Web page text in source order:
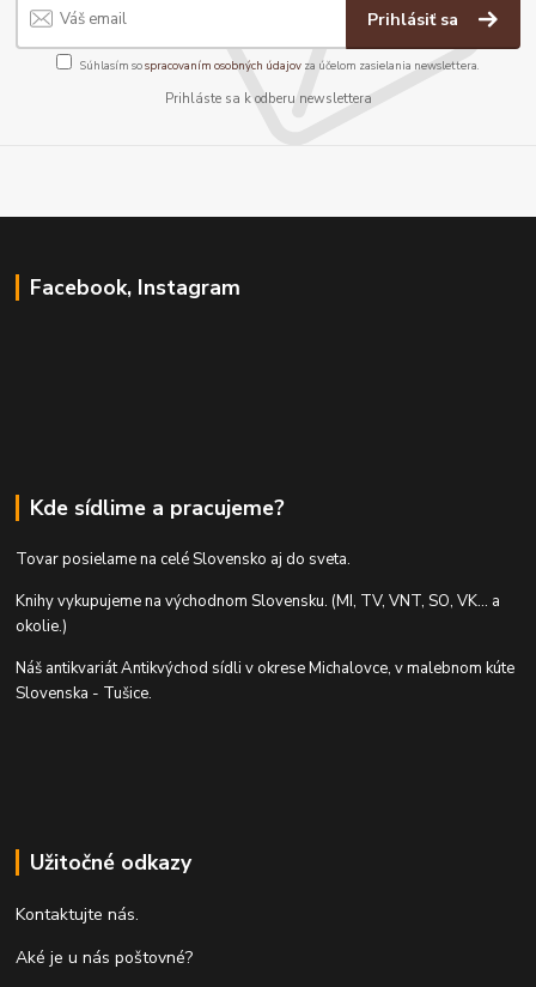
Prihlásiť sa
Súhlasím sospracovaním osobných údajov za účelom zasielania newslettera.
Prihláste sa k odberu newslettera
Facebook, Instagram
Kde sídlime a pracujeme?
Tovar posielame na celé Slovensko aj do sveta.
Knihy vykupujeme na východnom Slovensku. (MI, TV, VNT, SO, VK... a
okolie.)
Náš antikvariát Antikvýchod sídli v okrese Michalovce, v malebnom kúte
Slovenska - Tušice.
Užitočné odkazy
Kontaktujte nás.
Aké je u nás poštovné?